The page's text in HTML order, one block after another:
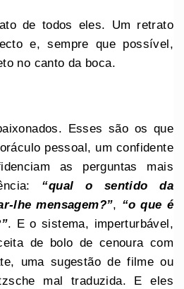
de todos eles. Um retrato
e, sempre que possível,
no canto da boca.
Esses são os que
pessoal, um confidente
as perguntas mais
“qual o sentido da
lhe mensagem?”, “o que é
. E o sistema, imperturbável,
de bolo de cenoura com
uma sugestão de filme ou
mal traduzida. E eles